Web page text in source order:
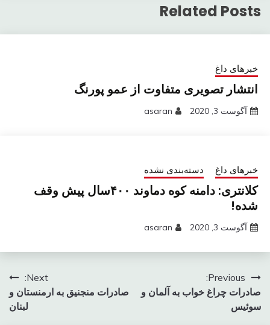
Related Posts
خبرهای داغ
انتشار تصویری متفاوت از عمو پورنگ
آگوست 3, 2020 asaran
خبرهای داغ دسته‌بندی نشده
کلانتری: دامنه کوه دماوند ۴۰۰سال پیش وقف
شده!
آگوست 3, 2020 asaran
راهبری
نوشته
Previous:
صادرات چراغ خواب به آلمان و
سوئیس
Next:
صادرات منجنیق به ارمنستان و
لبنان